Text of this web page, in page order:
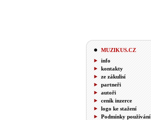
MUZIKUS.CZ
info
kontakty
ze zákulisí
partneři
autoři
ceník inzerce
logo ke stažení
Podmínky používání